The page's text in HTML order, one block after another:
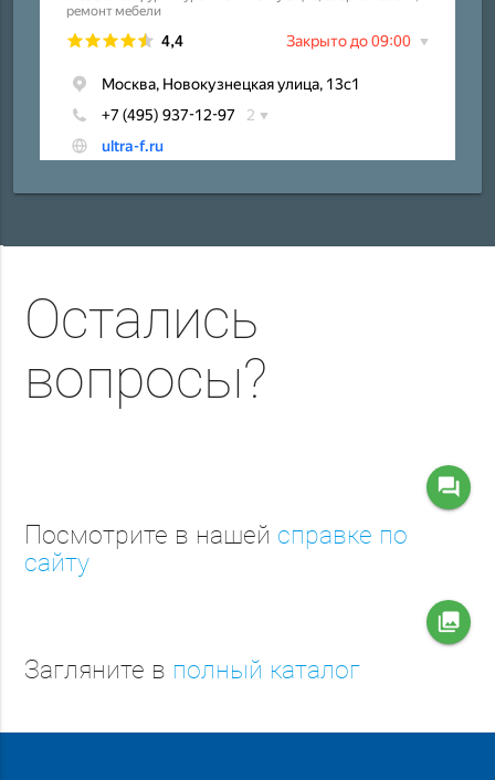
Остались
вопросы?
question_answer
Посмотрите в нашей справке по
сайту
collections
Загляните в полный каталог